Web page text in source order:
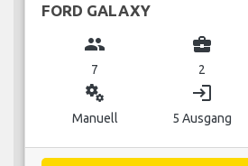
FORD GALAXY
group
7
business_center
2
miscellaneous_services
Manuell
login
5 Ausgang